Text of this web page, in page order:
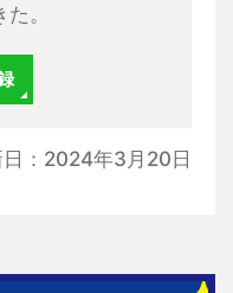
。
：2024年3月20日